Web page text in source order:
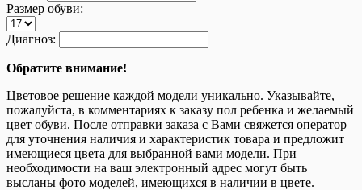
Размер обуви:
Диагноз:
Обратите внимание!
Цветовое решение каждой модели уникально. Указывайте,
пожалуйста, в комментариях к заказу пол ребенка и желаемый
цвет обуви. После отправки заказа с Вами свяжется оператор
для уточнения наличия и характеристик товара и предложит
имеющиеся цвета для выбранной вами модели. При
необходимости на ваш электронный адрес могут быть
высланы фото моделей, имеющихся в наличии в цвете.